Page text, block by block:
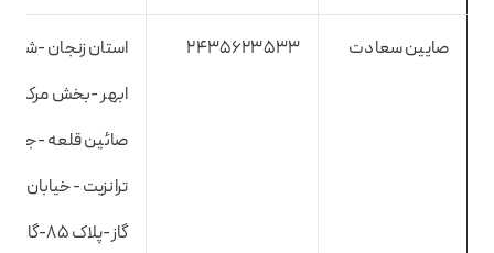
صایین سعادت 2435623533
استان زنجان -
ابهر -بخش
صائین قلعه -جاده
ترانزیت -خیابان
گاز-پلاک ۸۵-